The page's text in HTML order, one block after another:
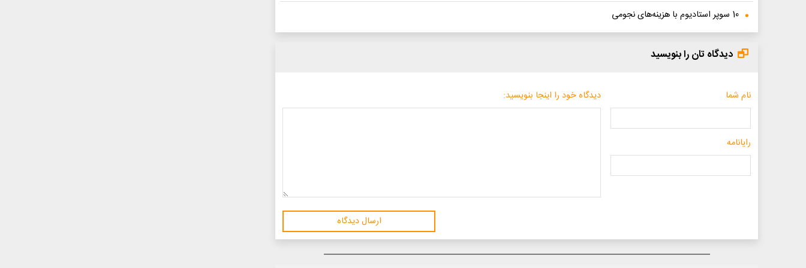
10 سوپر استادیوم با هزینه‌های نجومی
دیدگاه تان را بنویسید
نام شما
رایانامه
دیدگاه خود را اینجا بنویسید:
ارسال دیدگاه